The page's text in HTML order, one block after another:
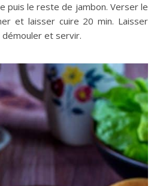
puis le reste de jambon. Verser le
et laisser cuire 20 min. Laisser
et servir.